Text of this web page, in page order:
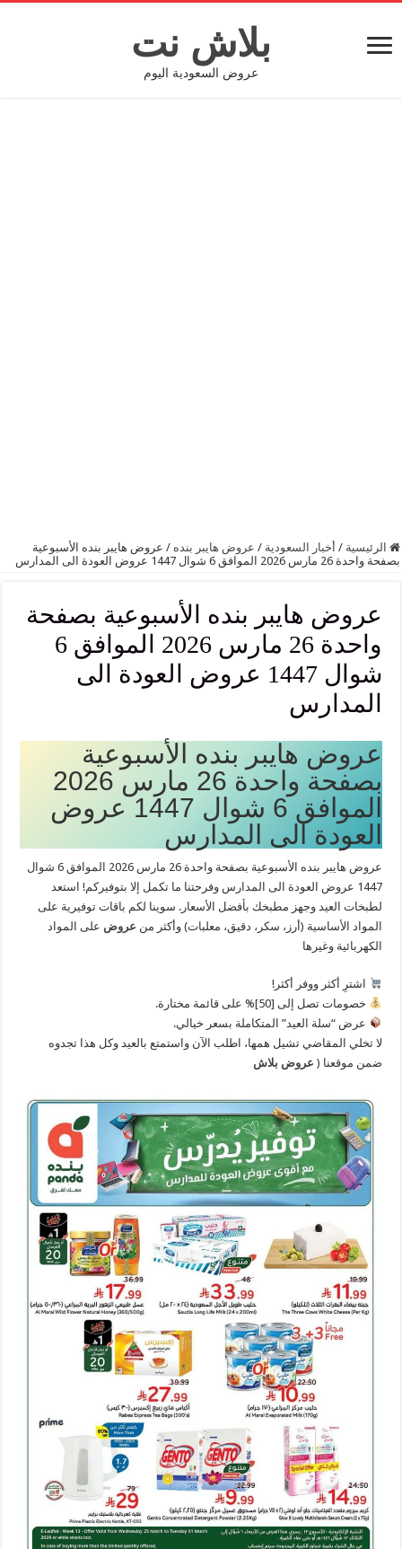
بلاش نت
عروض السعودية اليوم
الرئيسية / أخبار السعودية / عروض هايبر بنده / عروض هايبر بنده الأسبوعية
بصفحة واحدة 26 مارس 2026 الموافق 6 شوال 1447 عروض العودة الى المدارس
عروض هايبر بنده الأسبوعية بصفحة
واحدة 26 مارس 2026 الموافق 6
شوال 1447 عروض العودة الى
المدارس
عروض هايبر بنده الأسبوعية
بصفحة واحدة 26 مارس 2026
الموافق 6 شوال 1447 عروض
العودة الى المدارس
عروض هايبر بنده الأسبوعية بصفحة واحدة 26 مارس 2026 الموافق 6 شوال
1447 عروض العودة الى المدارس وفرحتنا ما تكمل إلا بتوفيركم! استعد
لطبخات العيد وجهز مطبخك بأفضل الأسعار. سوينا لكم باقات توفيرية على
المواد الأساسية (أرز، سكر، دقيق، معلبات) وأكثر من عروض على المواد
الكهربائية وغيرها
اشترِ أكثر ووفر أكثر!
خصومات تصل إلى [50]% على قائمة مختارة.
عرض “سلة العيد” المتكاملة بسعر خيالي.
​لا تخلي المقاضي تشيل همها، اطلب الآن واستمتع بالعيد وكل هذا تجدوه
ضمن موقعنا ( عروض بلاش